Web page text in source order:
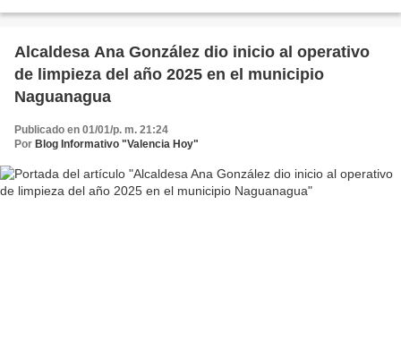
Alcaldesa Ana González dio inicio al operativo
de limpieza del año 2025 en el municipio
Naguanagua
Publicado en 01/01/p. m. 21:24
Por Blog Informativo "Valencia Hoy"